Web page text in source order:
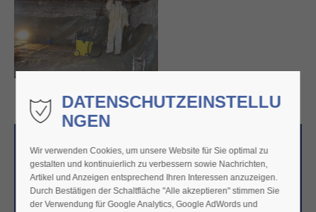
Entrostung der mit
Bleimennige bestrichenen
Stahlträger gem. BGR
128/TRGS 505
ANSPRECHPARTNER/-INNEN
DATENSCHUTZEINSTELLU
NGEN
Wir verwenden Cookies, um unsere Website für Sie optimal zu
gestalten und kontinuierlich zu verbessern sowie Nachrichten,
Artikel und Anzeigen entsprechend Ihren Interessen anzuzeigen.
Durch Bestätigen der Schaltfläche "Alle akzeptieren" stimmen Sie
der Verwendung für Google Analytics, Google AdWords und